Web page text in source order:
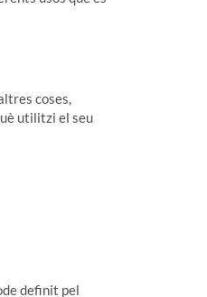
coses,
utilitzi el seu
definit pel